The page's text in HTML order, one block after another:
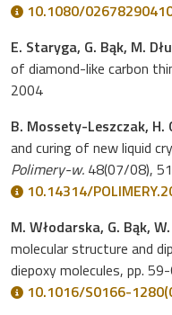
10.1080/
E. Staryga, G. Bąk, M.
of diamond-like carbon
2004
B. Mossety-Leszczak, H.
and curing of new liquid
Polimery-w. 48(07/08),
10.14314/
M. Włodarska, G. Bąk,
molecular structure and
diepoxy molecules, pp.
10.1016/S0166-